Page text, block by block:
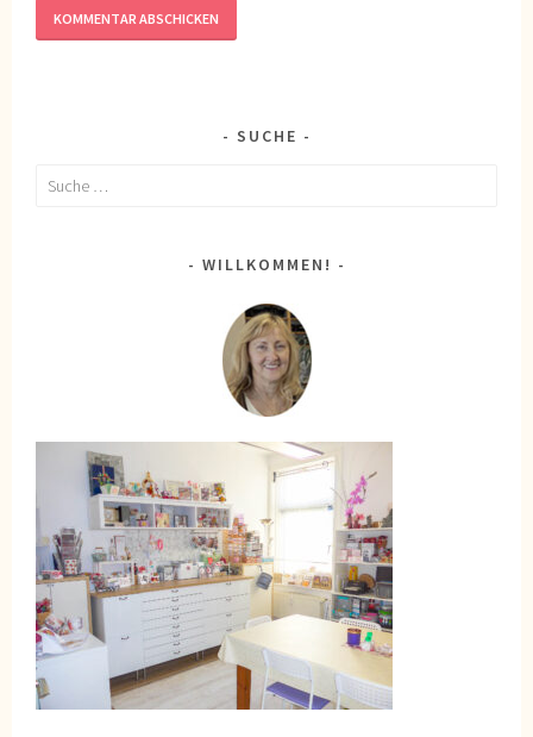
SUCHE
Suche
WILLKOMMEN!